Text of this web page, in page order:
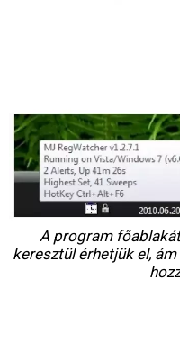
A program
keresztül érhetjük el,